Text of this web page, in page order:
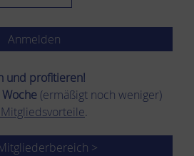
und pro­fi­tie­ren!
(ermäßigt noch weniger)
.
>